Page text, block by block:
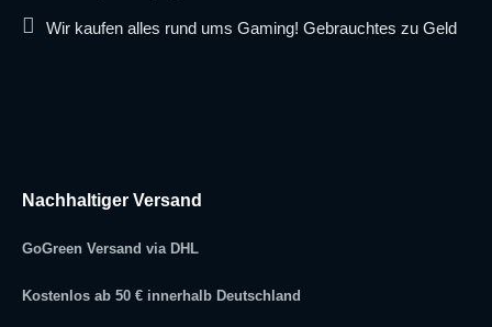
Wir kaufen alles rund ums Gaming! Gebrauchtes zu Geld
Nachhaltiger Versand
GoGreen Versand via DHL
Kostenlos ab 50 € innerhalb Deutschland